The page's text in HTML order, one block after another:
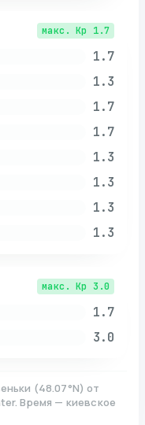
макс. Kp 1.7
1.7
1.3
1.7
1.7
1.3
1.3
1.3
1.3
макс. Kp 3.0
1.7
3.0
(48.07°N)от
Время — киевское